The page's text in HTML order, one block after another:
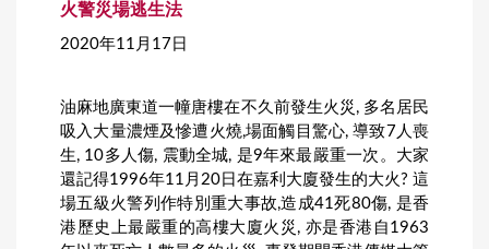
火警災場逃生法
2020年11月17日
油麻地廣東道一幢唐樓在不久前發生火災, 多名居民
吸入大量濃煙及慘遭火燒,場面觸目驚心, 導致7人喪
生, 10多人傷, 震動全城, 是9年來最嚴重一次。大家
還記得1996年11月20日在嘉利大廈發生的大火? 這
場五級火警列作特別重大事故,造成41死80傷, 是香
港歷史上最嚴重的高樓大廈火災, 亦是香港自1963